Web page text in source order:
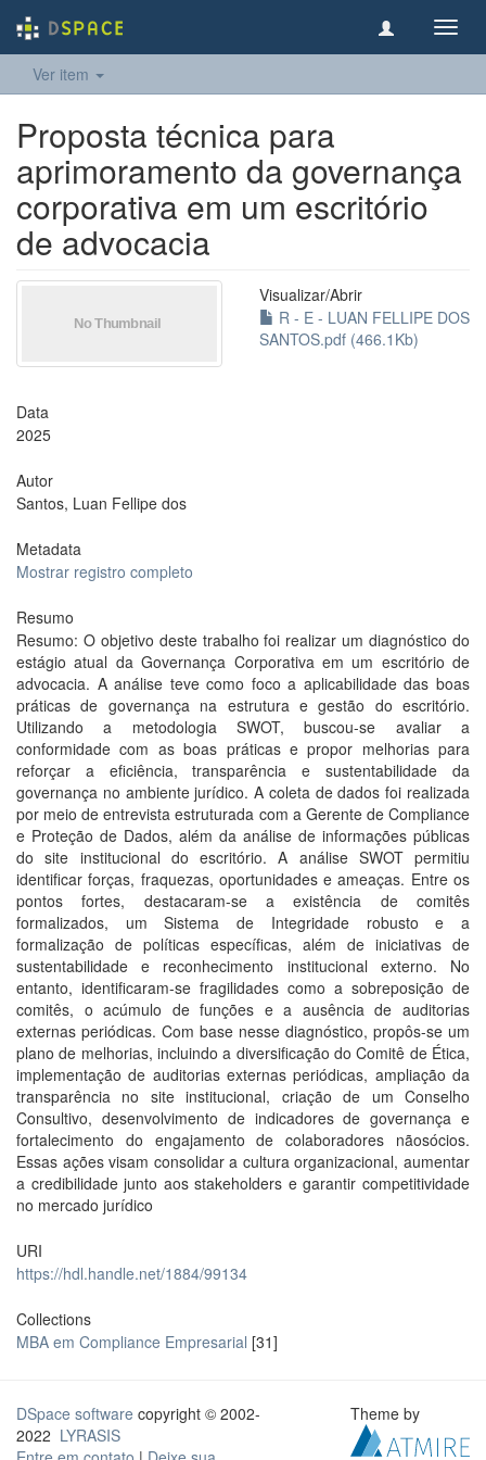
Ver item
Proposta técnica para
aprimoramento da governança
corporativa em um escritório
de advocacia
Visualizar/Abrir
R - E - LUAN FELLIPE DOS
SANTOS.pdf (466.1Kb)
Data
2025
Autor
Santos, Luan Fellipe dos
Metadata
Mostrar registro completo
Resumo
Resumo: O objetivo deste trabalho foi realizar um diagnóstico do
estágio atual da Governança Corporativa em um escritório de
advocacia. A análise teve como foco a aplicabilidade das boas
práticas de governança na estrutura e gestão do escritório.
Utilizando a metodologia SWOT, buscou-se avaliar a
conformidade com as boas práticas e propor melhorias para
reforçar a eficiência, transparência e sustentabilidade da
governança no ambiente jurídico. A coleta de dados foi realizada
por meio de entrevista estruturada com a Gerente de Compliance
e Proteção de Dados, além da análise de informações públicas
do site institucional do escritório. A análise SWOT permitiu
identificar forças, fraquezas, oportunidades e ameaças. Entre os
pontos fortes, destacaram-se a existência de comitês
formalizados, um Sistema de Integridade robusto e a
formalização de políticas específicas, além de iniciativas de
sustentabilidade e reconhecimento institucional externo. No
entanto, identificaram-se fragilidades como a sobreposição de
comitês, o acúmulo de funções e a ausência de auditorias
externas periódicas. Com base nesse diagnóstico, propôs-se um
plano de melhorias, incluindo a diversificação do Comitê de Ética,
implementação de auditorias externas periódicas, ampliação da
transparência no site institucional, criação de um Conselho
Consultivo, desenvolvimento de indicadores de governança e
fortalecimento do engajamento de colaboradores nãosócios.
Essas ações visam consolidar a cultura organizacional, aumentar
a credibilidade junto aos stakeholders e garantir competitividade
no mercado jurídico
URI
https://hdl.handle.net/1884/99134
Collections
MBA em Compliance Empresarial [31]
DSpace software copyright © 2002-
2022 LYRASIS
Theme by